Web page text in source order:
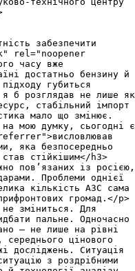
забезпечити
rel="noopener
часу вже
достатньо бензину й
губиться
я б розглядав не лише як
стабільний імпорт
мало що змінює.
на мою думку, сьогодні є
яка безпосередньо
стійкішим</h3>
пов’язаних із росією,
Проблеми однієї
кількість АЗС сама
громад.</p>
не зміниться. Для
пальне. Одночасно
— не лише на рівні
цінового
досліджень. Ситуація
з роздрібними